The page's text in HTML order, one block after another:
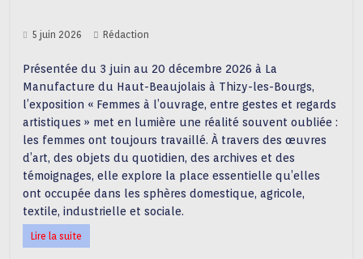
5 juin 2026 Rédaction
Présentée du 3 juin au 20 décembre 2026 à La
Manufacture du Haut-Beaujolais à Thizy-les-Bourgs,
l’exposition « Femmes à l’ouvrage, entre gestes et regards
artistiques » met en lumière une réalité souvent oubliée :
les femmes ont toujours travaillé. À travers des œuvres
d’art, des objets du quotidien, des archives et des
témoignages, elle explore la place essentielle qu’elles
ont occupée dans les sphères domestique, agricole,
textile, industrielle et sociale.
Lire la suite